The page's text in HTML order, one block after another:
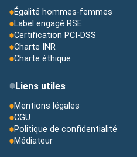
Égalité hommes-femmes
Label engagé RSE
Certification PCI-DSS
Charte INR
Charte éthique
Liens utiles
Mentions légales
CGU
Politique de confidentialité
Médiateur